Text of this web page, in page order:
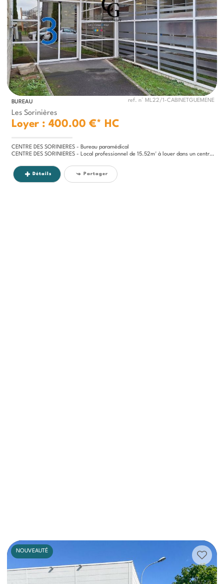
BUREAU ref. n° ML22/1-CABINETGUEMENE
Les Sorinières
Loyer : 400.00 €* HC
CENTRE DES SORINIERES - Bureau paramédical
CENTRE DES SORINIERES - Local professionnel de 15.52m² à louer dans un centre paramédical de plain-pied...
Détails Partager
NOUVEAUTÉ